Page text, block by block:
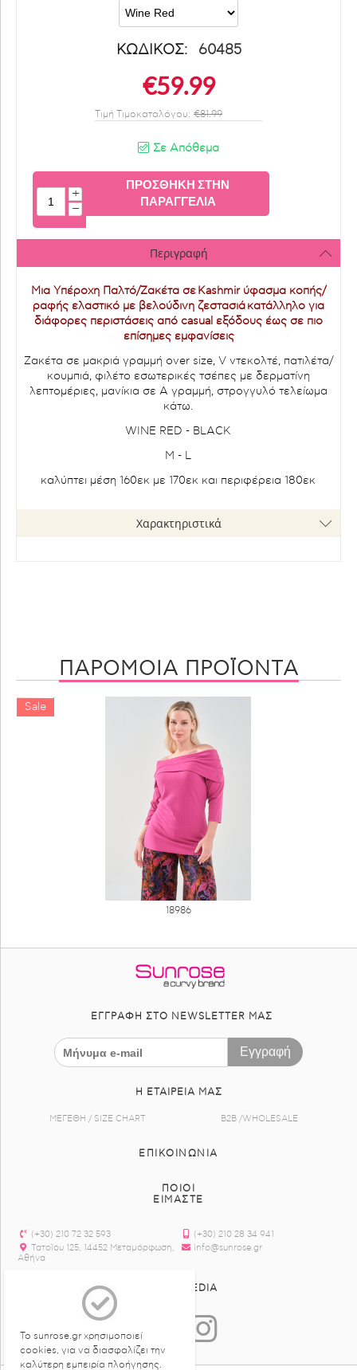
ΚΩΔΙΚΟΣ: 60485
€59.99
Τιμή Τιμοκαταλόγου: €81.99
Σε Απόθεμα
+
−
ΠΡΟΣΘΉΚΗ ΣΤΗΝ
ΠΑΡΑΓΓΕΛΊΑ
Περιγραφή
Μια Υπέροχη Παλτό/Ζακέτα σε Kashmir ύφασμα κοπής/
ραφής ελαστικό με βελούδινη ζεστασιά κατάλληλο για
διάφορες περιστάσεις από casual εξόδους έως σε πιο
επίσημες εμφανίσεις
Ζακέτα σε μακριά γραμμή over size, V ντεκολτέ, πατιλέτα/
κουμπιά, φιλέτο εσωτερικές τσέπες με δερματίνη
λεπτομέριες, μανίκια σε Α γραμμή, στρογγυλό τελείωμα
κάτω.
WINE RED - BLACK
M - L
καλύπτει μέση 160εκ με 170εκ και περιφέρεια 180εκ
Χαρακτηριστικά
ΠΑΡΟΜΟΙΑ ΠΡΟΪΟΝΤΑ
Sale
18986
ΕΓΓΡΑΦΉ ΣΤΟ NEWSLETTER ΜΑΣ
Εγγραφή
Η ΕΤΑΙΡΕΊΑ ΜΑΣ
ΜΕΓΕΘΗ / SIZE CHART B2B /WHOLESALE
ΕΠΙΚΟΙΝΩΝΊΑ
ΠΟΙΟΙ
ΕΙΜΑΣΤΕ
(+30) 210 72 32 593
(+30) 210 28 34 941
Τατοϊου 125, 14452 Μεταμόρφωση,
Αθήνα
info@sunrose.gr
SOCIAL MEDIA
Το sunrose.gr χρησιμοποιεί
cookies, για να διασφαλίζει την
καλύτερη εμπειρία πλοήγησης.